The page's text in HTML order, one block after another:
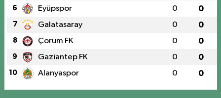
6 Eyüpspor 0 0
7 Galatasaray 0 0
8 Çorum FK 0 0
9 Gaziantep FK 0 0
10 Alanyaspor 0 0